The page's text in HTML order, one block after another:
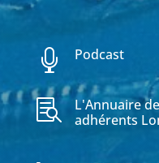
 Podcast

L'Annuaire
adhérents